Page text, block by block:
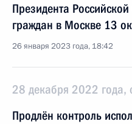
Президента
граждан в Москве 13
26 января 2023 года, 18:42
28 декабря 2022 года,
Продлён контроль